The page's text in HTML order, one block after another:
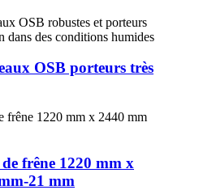
OSB porteurs très
frêne 1220 mm x
21 mm